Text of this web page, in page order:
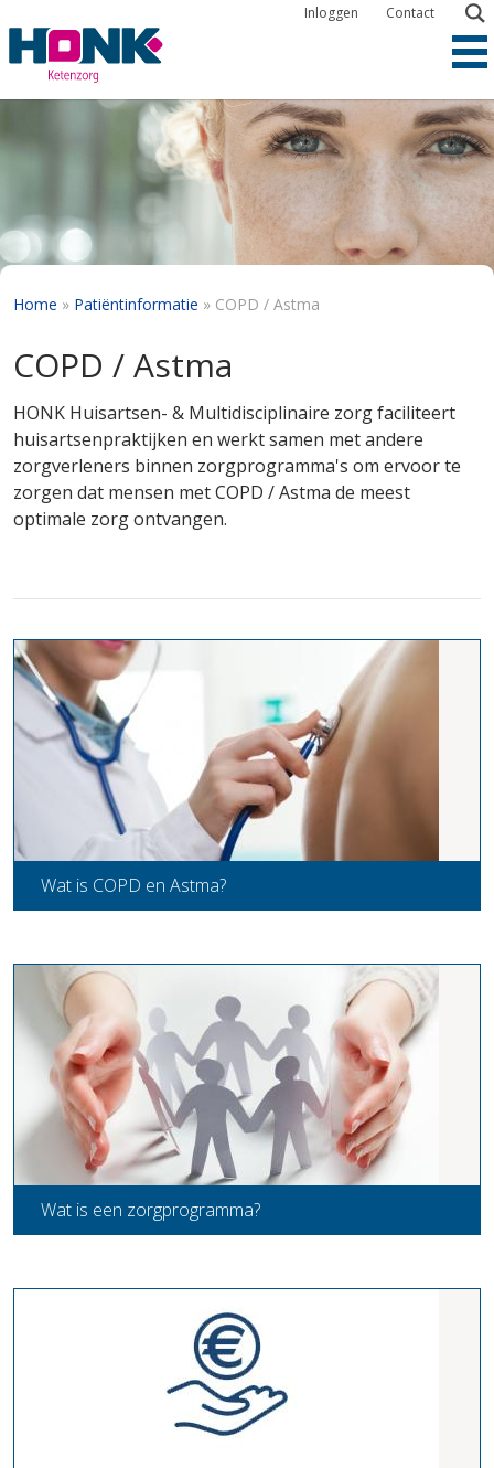
naar
gaan
Inloggen Contact
Kruimelpad
Home Patiëntinformatie COPD / Astma
COPD / Astma
HONK Huisartsen- & Multidisciplinaire zorg faciliteert
huisartsenpraktijken en werkt samen met andere
zorgverleners binnen zorgprogramma's om ervoor te
zorgen dat mensen met COPD / Astma de meest
optimale zorg ontvangen.
Wat is COPD en Astma?
Wat is een zorgprogramma?